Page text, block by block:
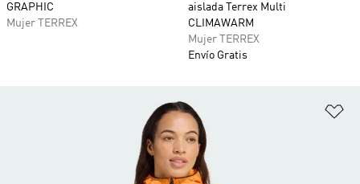
GRAPHIC
Mujer TERREX
aislada Terrex Multi
CLIMAWARM
Mujer TERREX
Envío Gratis